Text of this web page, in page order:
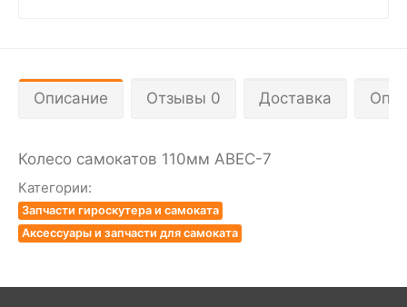
Описание Отзывы 0 Доставка
Колесо самокатов 110мм ABEC-7
Категории:
Запчасти гироскутера и самоката
Аксессуары и запчасти для самоката